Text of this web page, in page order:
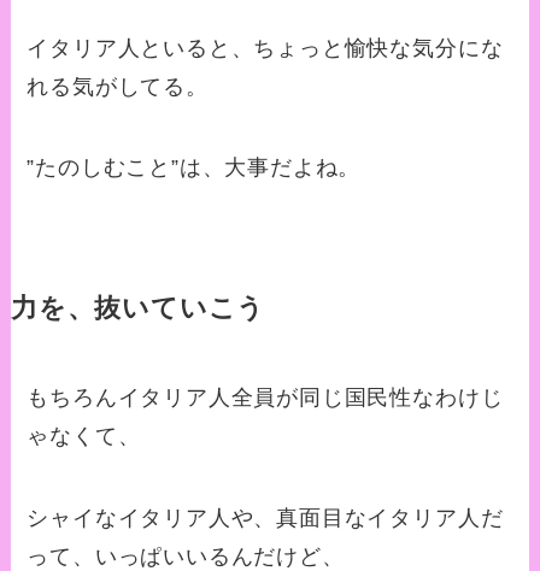
イタリア人といると、ちょっと愉快な気分にな
れる気がしてる。
”たのしむこと”は、大事だよね。
力を、抜いていこう
もちろんイタリア人全員が同じ国民性なわけじ
ゃなくて、
シャイなイタリア人や、真面目なイタリア人だ
って、いっぱいいるんだけど、